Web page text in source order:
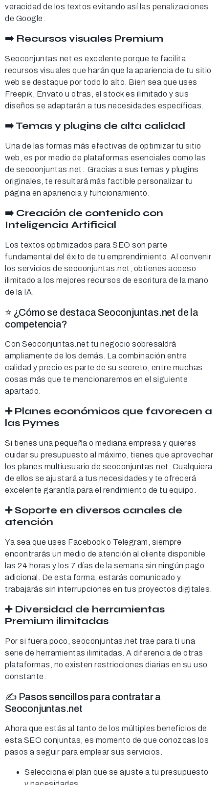
veracidad de los textos evitando así las penalizaciones
de Google.
➡️ Recursos visuales Premium
Seoconjuntas.net es excelente porque te facilita
recursos visuales que harán que la apariencia de tu sitio
web se destaque por todo lo alto. Bien sea que uses
Freepik, Envato u otras, el stock es ilimitado y sus
diseños se adaptarán a tus necesidades específicas.
➡️ Temas y plugins de alta calidad
Una de las formas más efectivas de optimizar tu sitio
web, es por medio de plataformas esenciales como las
de seoconjuntas.net. Gracias a sus temas y plugins
originales, te resultará más factible personalizar tu
página en apariencia y funcionamiento.
➡️ Creación de contenido con
Inteligencia Artificial
Los textos optimizados para SEO son parte
fundamental del éxito de tu emprendimiento. Al convenir
los servicios de seoconjuntas.net, obtienes acceso
ilimitado a los mejores recursos de escritura de la mano
de la IA.
⭐ ¿Cómo se destaca Seoconjuntas.net de la
competencia?
Con Seoconjuntas.net tu negocio sobresaldrá
ampliamente de los demás. La combinación entre
calidad y precio es parte de su secreto, entre muchas
cosas más que te mencionaremos en el siguiente
apartado.
➕ Planes económicos que favorecen a
las Pymes
Si tienes una pequeña o mediana empresa y quieres
cuidar su presupuesto al máximo, tienes que aprovechar
los planes multiusuario de seoconjuntas.net. Cualquiera
de ellos se ajustará a tus necesidades y te ofrecerá
excelente garantía para el rendimiento de tu equipo.
➕ Soporte en diversos canales de
atención
Ya sea que uses Facebook o Telegram, siempre
encontrarás un medio de atención al cliente disponible
las 24 horas y los 7 días de la semana sin ningún pago
adicional. De esta forma, estarás comunicado y
trabajarás sin interrupciones en tus proyectos digitales.
➕ Diversidad de herramientas
Premium ilimitadas
Por si fuera poco, seoconjuntas.net trae para ti una
serie de herramientas ilimitadas. A diferencia de otras
plataformas, no existen restricciones diarias en su uso
constante.
✍️ Pasos sencillos para contratar a
Seoconjuntas.net
Ahora que estás al tanto de los múltiples beneficios de
esta SEO conjuntas, es momento de que conozcas los
pasos a seguir para emplear sus servicios.
Selecciona el plan que se ajuste a tu presupuesto